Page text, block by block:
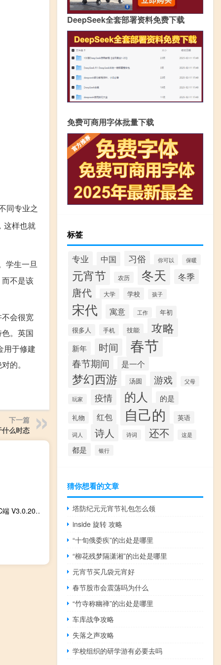
同专业之
这样也就
学生一旦
不是该
会很宽
。英国
用于修建
的。
下一篇
么时态
希沃授课助手PC端 V3.0.20.3226 最新版（希沃授课助手PC端 V3.0.20.3226 最新版功能简介）
DeepSeek全套部署资料免费下载
免费可商用字体批量下载
标签
专业 中国 习俗 你可以 保暖
元宵节 农历 冬天 冬季
唐代 大学 学校 孩子
宋代 寓意 工作 年初
很多人 手机 技能 攻略
新年 时间 春节
春节期间 是一个
梦幻西游 汤圆 游戏 父母
玩家 疫情 的人 的是
礼物 红包 自己的 英语
词人 诗人 诗词 还不 这是
都是 银行
猜你想看的文章
塔防纪元元宵节礼包怎么领
inside 旋转 攻略
“十旬俄委疾”的出处是哪里
“柳花残梦隔潇湘”的出处是哪里
元宵节买几袋元宵好
春节股市会震荡吗为什么
“竹寺称幽禅”的出处是哪里
车库战争攻略
失落之声攻略
学校组织的研学游有必要去吗